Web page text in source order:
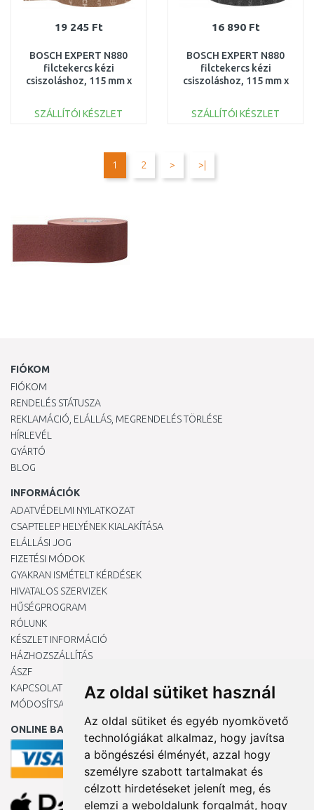
Az oldal sütiket használ
Az oldal sütiket és egyéb nyomkövető
technológiákat alkalmaz, hogy javítsa
a böngészési élményét, azzal hogy
személyre szabott tartalmakat és
célzott hirdetéseket jelenít meg, és
elemzi a weboldalunk forgalmát, hogy
19 245 Ft
BOSCH EXPERT N880
filctekercs kézi
csiszoláshoz, 115 mm x
2608901227
SZÁLLÍTÓI KÉSZLET
16 890 Ft
BOSCH EXPERT N880
filctekercs kézi
csiszoláshoz, 115 mm x
2608901228
SZÁLLÍTÓI KÉSZLET
Összehasonlítás
1 2 > >|
FIÓKOM
FIÓKOM
RENDELÉS STÁTUSZA
REKLAMÁCIÓ, ELÁLLÁS, MEGRENDELÉS TÖRLÉSE
HÍRLEVÉL
GYÁRTÓ
BLOG
INFORMÁCIÓK
ADATVÉDELMI NYILATKOZAT
CSAPTELEP HELYÉNEK KIALAKÍTÁSA
ELÁLLÁSI JOG
FIZETÉSI MÓDOK
GYAKRAN ISMÉTELT KÉRDÉSEK
HIVATALOS SZERVIZEK
HŰSÉGPROGRAM
RÓLUNK
KÉSZLET INFORMÁCIÓ
HÁZHOZSZÁLLÍTÁS
ÁSZF
KAPCSOLAT
MÓDOSÍTSA A COOKIE-BEÁLLÍTÁSAIMAT
ONLINE BANKKÁRTYÁVAL